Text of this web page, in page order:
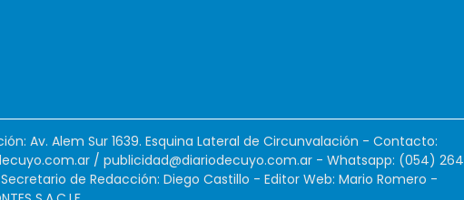
Av. Alem Sur 1639. Esquina Lateral de Circunvalación - Contacto:
/ publicidad@diariodecuyo.com.ar - Whatsapp: (054) 264
de Redacción: Diego Castillo - Editor Web: Mario Romero -